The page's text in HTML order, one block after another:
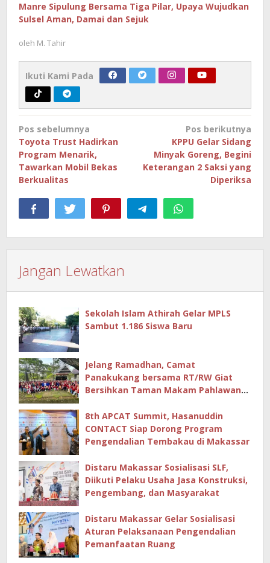
Manre Sipulung Bersama Tiga Pilar, Upaya Wujudkan
Sulsel Aman, Damai dan Sejuk
oleh M. Tahir
Ikuti Kami Pada
Navigasi
pos
Pos sebelumnya
Toyota Trust Hadirkan
Program Menarik,
Tawarkan Mobil Bekas
Berkualitas
Pos berikutnya
KPPU Gelar Sidang
Minyak Goreng, Begini
Keterangan 2 Saksi yang
Diperiksa
Jangan Lewatkan
Sekolah Islam Athirah Gelar MPLS
Sambut 1.186 Siswa Baru
Jelang Ramadhan, Camat
Panakukang bersama RT/RW Giat
Bersihkan Taman Makam Pahlawan
8th APCAT Summit, Hasanuddin
CONTACT Siap Dorong Program
Pengendalian Tembakau di Makassar
Distaru Makassar Sosialisasi SLF,
Diikuti Pelaku Usaha Jasa Konstruksi,
Pengembang, dan Masyarakat
Distaru Makassar Gelar Sosialisasi
Aturan Pelaksanaan Pengendalian
Pemanfaatan Ruang